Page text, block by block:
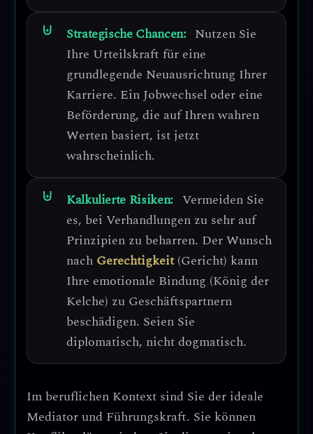
Strategische Chancen: Nutzen Sie
Ihre Urteilskraft für eine
grundlegende Neuausrichtung Ihrer
Karriere. Ein Jobwechsel oder eine
Beförderung, die auf Ihren wahren
Werten basiert, ist jetzt
wahrscheinlich.
Kalkulierte Risiken: Vermeiden Sie
es, bei Verhandlungen zu sehr auf
Prinzipien zu beharren. Der Wunsch
nach Gerechtigkeit(Gericht) kann
Ihre emotionale Bindung (König der
Kelche) zu Geschäftspartnern
beschädigen. Seien Sie
diplomatisch, nicht dogmatisch.
Im beruflichen Kontext sind Sie der ideale
Mediator und Führungskraft. Sie können